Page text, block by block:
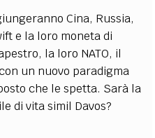
Cina, Russia,
e la loro moneta di
la loro NATO, il
un nuovo paradigma
che le spetta. Sarà la
di vita simil Davos?